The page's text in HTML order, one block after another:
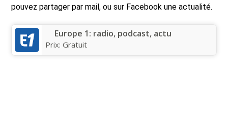
pouvez partager par mail, ou sur Facebook une actualité.
Europe 1: radio, podcast, actu
Prix:Gratuit